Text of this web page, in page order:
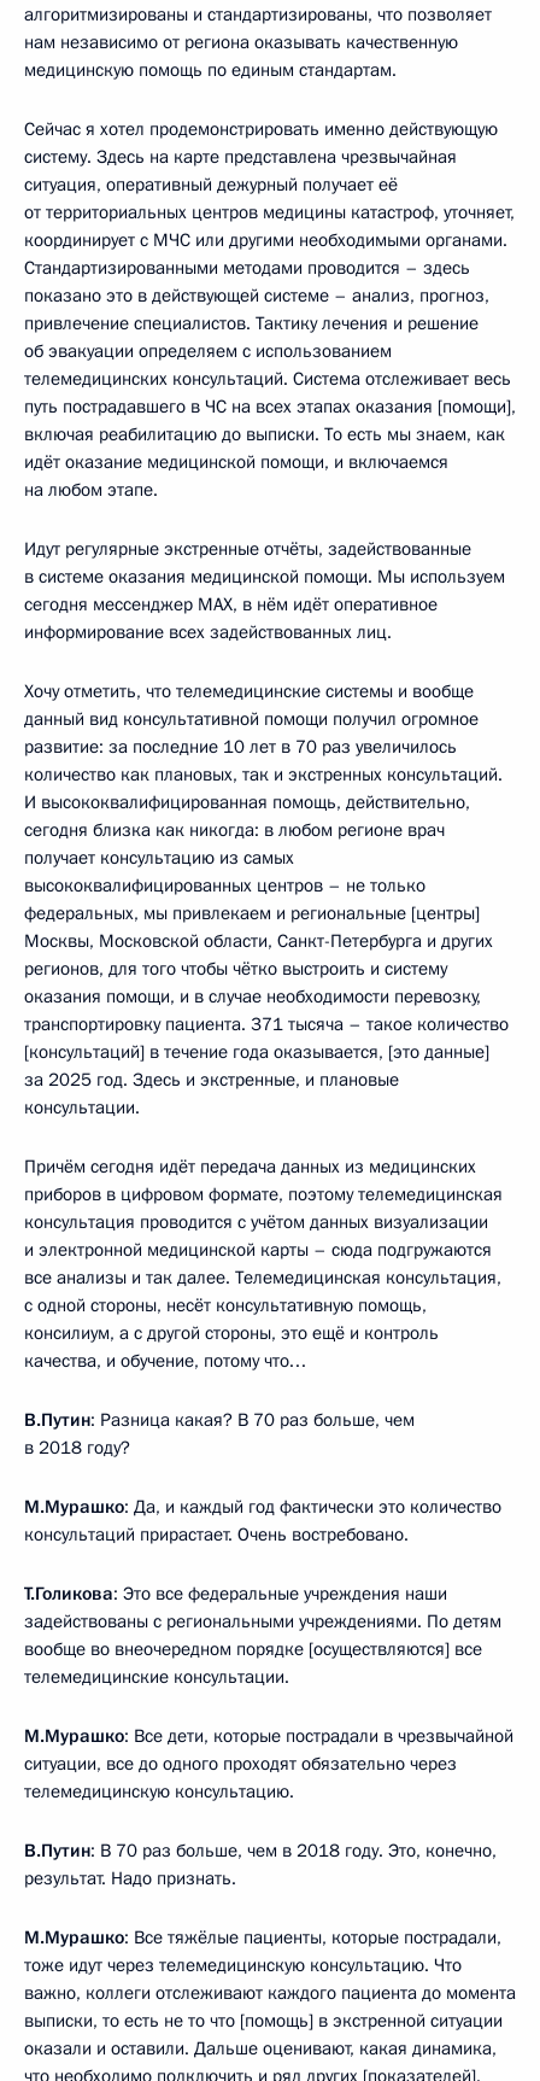
алгоритмизированы и стандартизированы, что позволяет
нам независимо от региона оказывать качественную
медицинскую помощь по единым стандартам.
Сейчас я хотел продемонстрировать именно действующую
систему. Здесь на карте представлена чрезвычайная
ситуация, оперативный дежурный получает её
от территориальных центров медицины катастроф, уточняет,
координирует с МЧС или другими необходимыми органами.
Стандартизированными методами проводится – здесь
показано это в действующей системе – анализ, прогноз,
привлечение специалистов. Тактику лечения и решение
об эвакуации определяем с использованием
телемедицинских консультаций. Система отслеживает весь
путь пострадавшего в ЧС на всех этапах оказания [помощи],
включая реабилитацию до выписки. То есть мы знаем, как
идёт оказание медицинской помощи, и включаемся
на любом этапе.
Идут регулярные экстренные отчёты, задействованные
в системе оказания медицинской помощи. Мы используем
сегодня мессенджер МАХ, в нём идёт оперативное
информирование всех задействованных лиц.
Хочу отметить, что телемедицинские системы и вообще
данный вид консультативной помощи получил огромное
развитие: за последние 10 лет в 70 раз увеличилось
количество как плановых, так и экстренных консультаций.
И высококвалифицированная помощь, действительно,
сегодня близка как никогда: в любом регионе врач
получает консультацию из самых
высококвалифицированных центров – не только
федеральных, мы привлекаем и региональные [центры]
Москвы, Московской области, Санкт-Петербурга и других
регионов, для того чтобы чётко выстроить и систему
оказания помощи, и в случае необходимости перевозку,
транспортировку пациента. 371 тысяча – такое количество
[консультаций] в течение года оказывается, [это данные]
за 2025 год. Здесь и экстренные, и плановые
консультации.
Причём сегодня идёт передача данных из медицинских
приборов в цифровом формате, поэтому телемедицинская
консультация проводится с учётом данных визуализации
и электронной медицинской карты – сюда подгружаются
все анализы и так далее. Телемедицинская консультация,
с одной стороны, несёт консультативную помощь,
консилиум, а с другой стороны, это ещё и контроль
качества, и обучение, потому что…
В.Путин: Разница какая? В 70 раз больше, чем
в 2018 году?
М.Мурашко: Да, и каждый год фактически это количество
консультаций прирастает. Очень востребовано.
Т.Голикова: Это все федеральные учреждения наши
задействованы с региональными учреждениями. По детям
вообще во внеочередном порядке [осуществляются] все
телемедицинские консультации.
М.Мурашко: Все дети, которые пострадали в чрезвычайной
ситуации, все до одного проходят обязательно через
телемедицинскую консультацию.
В.Путин: В 70 раз больше, чем в 2018 году. Это, конечно,
результат. Надо признать.
М.Мурашко: Все тяжёлые пациенты, которые пострадали,
тоже идут через телемедицинскую консультацию. Что
важно, коллеги отслеживают каждого пациента до момента
выписки, то есть не то что [помощь] в экстренной ситуации
оказали и оставили. Дальше оценивают, какая динамика,
что необходимо подключить и ряд других [показателей].